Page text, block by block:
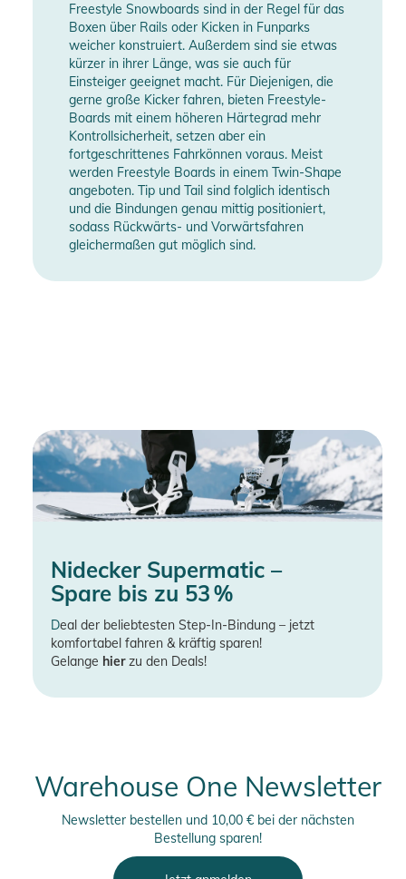
Freestyle Snowboards sind in der Regel für das
Boxen über Rails oder Kicken in Funparks
weicher konstruiert. Außerdem sind sie etwas
kürzer in ihrer Länge, was sie auch für
Einsteiger geeignet macht. Für Diejenigen, die
gerne große Kicker fahren, bieten Freestyle-
Boards mit einem höheren Härtegrad mehr
Kontrollsicherheit, setzen aber ein
fortgeschrittenes Fahrkönnen voraus. Meist
werden Freestyle Boards in einem Twin-Shape
angeboten. Tip und Tail sind folglich identisch
und die Bindungen genau mittig positioniert,
sodass Rückwärts- und Vorwärtsfahren
gleichermaßen gut möglich sind.
Nidecker Supermatic –
Spare bis zu 53 %
Deal der beliebtesten Step-In-Bindung – jetzt
komfortabel fahren & kräftig sparen!
Gelange hierzu den Deals!
Warehouse One Newsletter
Newsletter bestellen und 10,00 € bei der nächsten
Bestellung sparen!